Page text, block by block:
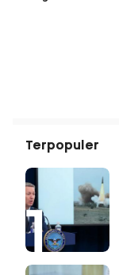
Terpopuler